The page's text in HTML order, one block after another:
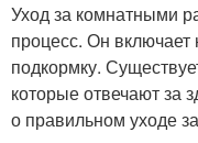
Уход за комнатными
процесс. Он включает
подкормку.
которые отвечают за
о правильном уходе